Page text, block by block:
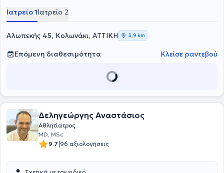
Ρώμης. Επίσης, ειδικεύτηκε στην Ορθοπαιδική και την Αθλητιατρική
στο Γενικό κρατικό Νίκαιας και στο ΓΝΑ "ΚΑΤ". Διαθέτει πολυετή
εμπειρία και έχει διατελέσει ιατρός σε ομάδες ποδοσφαίρου και
καλαθοσφαίρισης της Α' εθνικής κατηγορίας καθώς και της
Εθνικής ομάδας κολύμβησης και υδατοσφαίρισης. Συγκεκριμένα
έχει διατελέσει Αθλητίατρος στην ΠΑΕ Ολυμπιακού, Πανιωνίου και
Ιατρείο 1Ιατρείο 2
Αλωπεκής 45, Κολωνάκι, ΑΤΤΙΚΗ 3,9 km
Επόμενη διαθεσιμότητα Κλείσε ραντεβού
Δεληγεώργης Αναστάσιος
Αθλητίατρος
MD, MSc
9.7|96 αξιολογήσεις